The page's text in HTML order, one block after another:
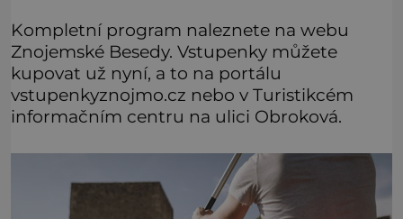
Kompletní program naleznete na webu
Znojemské Besedy. Vstupenky můžete
kupovat už nyní, a to na portálu
vstupenkyznojmo.cz nebo v Turistikcém
informačním centru na ulici Obroková.